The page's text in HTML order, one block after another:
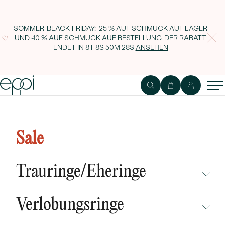
SOMMER-BLACK-FRIDAY: -25 % AUF SCHMUCK AUF LAGER
UND -10 % AUF SCHMUCK AUF BESTELLUNG. DER RABATT
ENDET IN 8T 8S 50M 27S ANSEHEN
Sale
Trauringe/Eheringe
NEUHEITEN
Verlobungsringe
mit Lab Grown Diamanten und
einem Komfort-Ring Chryssa